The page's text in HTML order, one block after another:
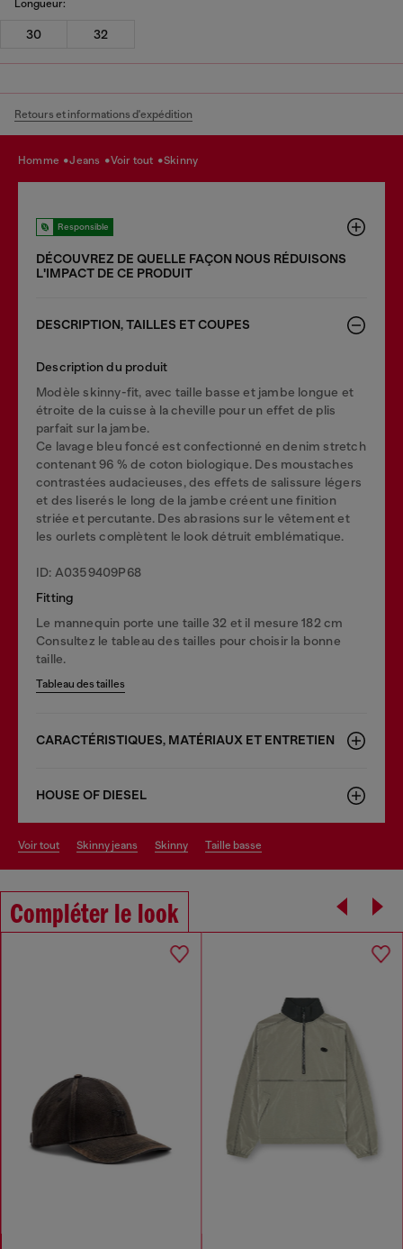
Longueur:
30 32
Retours et informations d'expédition
homme jeans voir tout skinny
Responsible
DÉCOUVREZ DE QUELLE FAÇON NOUS RÉDUISONS
LʹIMPACT DE CE PRODUIT
DESCRIPTION, TAILLES ET COUPES
Description du produit
Modèle skinny-fit, avec taille basse et jambe longue et
étroite de la cuisse à la cheville pour un effet de plis
parfait sur la jambe.
Ce lavage bleu foncé est confectionné en denim stretch
contenant 96 % de coton biologique. Des moustaches
contrastées audacieuses, des effets de salissure légers
et des liserés le long de la jambe créent une finition
striée et percutante. Des abrasions sur le vêtement et
les ourlets complètent le look détruit emblématique.
ID: A0359409P68
Fitting
Le mannequin porte une taille 32 et il mesure 182 cm
Consultez le tableau des tailles pour choisir la bonne
taille.
Tableau des tailles
CARACTÉRISTIQUES, MATÉRIAUX ET ENTRETIEN
HOUSE OF DIESEL
voir tout skinny jeans skinny taille basse
Compléter le look